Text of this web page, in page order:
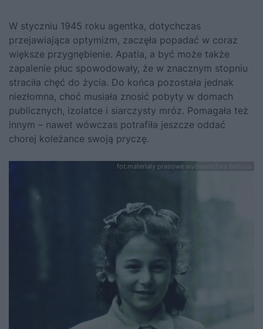
W styczniu 1945 roku agentka, dotychczas
przejawiająca optymizm, zaczęła popadać w coraz
większe przygnębienie. Apatia, a być może także
zapalenie płuc spowodowały, że w znacznym stopniu
straciła chęć do życia. Do końca pozostała jednak
niezłomna, choć musiała znosić pobyty w domach
publicznych, izolatce i siarczysty mróz. Pomagała też
innym – nawet wówczas potrafiła jeszcze oddać
chorej koleżance swoją pryczę.
fot.materiały prasowe wydawnictwa Bellona